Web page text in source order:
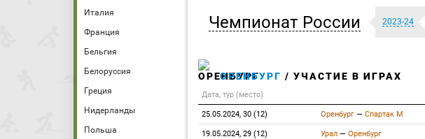
Италия
Франция
Бельгия
Белоруссия
Греция
Нидерланды
Польша
Чемпионат России 2023-24
ОРЕНБУРГ / УЧАСТИЕ В ИГРАХ
Дата, тур (место)
25.05.2024, 30 (12) Оренбург — Спартак М
19.05.2024, 29 (12) Урал — Оренбург